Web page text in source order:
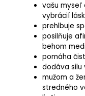
vašu myseľ
vybrácií
prehlbuje
posilňuje
behom
pomáha
dodáva silu
mužom a
stredného